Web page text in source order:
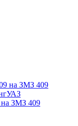
на ЗМЗ 409